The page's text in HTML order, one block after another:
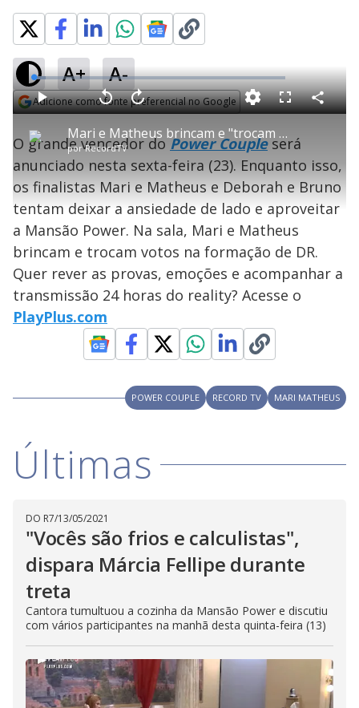
A+ A-
Adicione como fonte preferencial no Google
P
l
a
y
V
i
d
e
o
Mari e Matheus brincam e "trocam votos" em formação de DR falsa - Power Couple Brasil 5
porRecordTV
P V
a
r
0
e
g
n
d
s
A
a
n
ç
a
1
s
e
u
n
d
o
s
M
u
o
L
o
a
d
e
4
.
7
9
%
F
l
s
c
e
n
C
o
i
l
a
O grande vencedor doPower Coupleserá
anunciado nesta sexta-feira (23). Enquanto isso,
os finalistas Mari e Matheus e Deborah e Bruno
tentam deixar a ansiedade de lado e aproveitar
a Mansão Power. Na sala, Mari e Matheus
brincam e trocam votos na formação de DR.
Quer rever as provas, emoções e acompanhar a
transmissão 24 horas do reality? Acesse o
PlayPlus.com
POWER COUPLE RECORD TV MARI MATHEUS
Últimas
DO R7/13/05/2021
"Vocês são frios e calculistas",
dispara Márcia Fellipe durante
treta
Cantora tumultuou a cozinha da Mansão Power e discutiu
com vários participantes na manhã desta quinta-feira (13)